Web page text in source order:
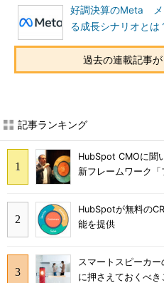
好調決算のMeta メ
る成長シナリオとは
過去の連載記事
記事ランキング
HubSpot CMOに聞
新フレームワーク
HubSpotが無料の
能を提供
スマートスピーカ
に押さえておくべき